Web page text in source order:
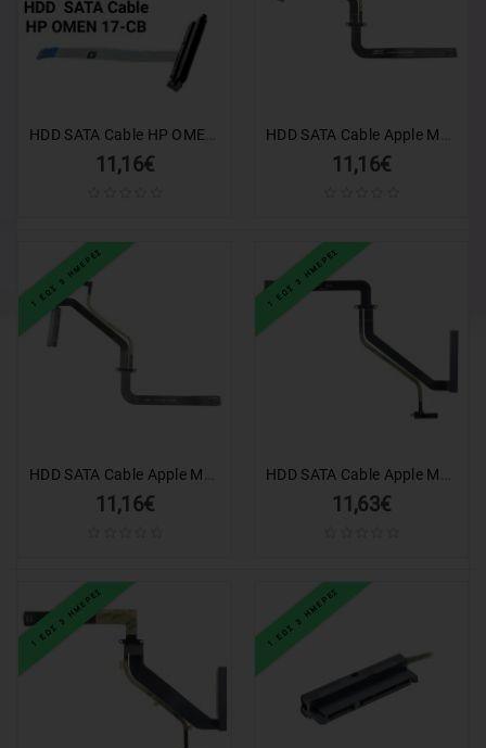
11,16€ 11,16€
1 ΕΩΣ 3 ΗΜΕΡΕΣ
11,16€
1 ΕΩΣ 3 ΗΜΕΡΕΣ
11,63€
1 ΕΩΣ 3 ΗΜΕΡΕΣ 1 ΕΩΣ 3 ΗΜΕΡΕΣ